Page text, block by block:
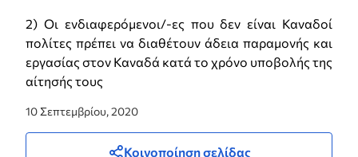
2) Οι ενδιαφερόμενοι/-ες που δεν είναι Καναδοί
πολίτες πρέπει να διαθέτουν άδεια παραμονής και
εργασίας στον Καναδά κατά το χρόνο υποβολής της
αίτησής τους
10 Σεπτεμβρίου, 2020
Κοινοποίηση σελίδας